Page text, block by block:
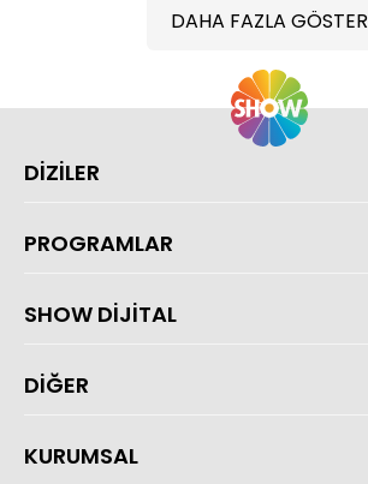
DAHA FAZLA GÖSTER
DİZİLER
PROGRAMLAR
SHOW DİJİTAL
DİĞER
KURUMSAL